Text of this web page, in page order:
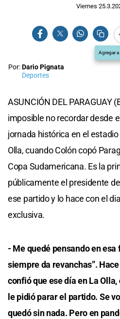
Viernes
Agregar
Por:Dario Pignata
Deportes
ASUNCIÓN DEL PARAGUAY
imposible no recordar desde
jornada histórica en el
Olla, cuando Colón copó
Copa Sudamericana. Es la
públicamente el presidente
ese partido y lo hace con el
exclusiva.
- Me quedé pensando en esa
siempre da revanchas”.
confió que ese día en La
le pidió parar el partido. Se
quedó sin nada. Pero en